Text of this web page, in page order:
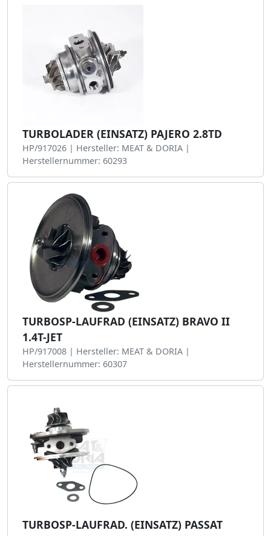
TURBOLADER (EINSATZ) PAJERO 2.8TD
HP/917026 | Hersteller: MEAT & DORIA |
Herstellernummer: 60293
TURBOSP-LAUFRAD (EINSATZ) BRAVO II
1.4T-JET
HP/917008 | Hersteller: MEAT & DORIA |
Herstellernummer: 60307
TURBOSP-LAUFRAD. (EINSATZ) PASSAT